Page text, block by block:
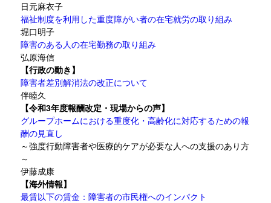
日元麻衣子
福祉制度を利用した重度障がい者の在宅就労の取り組み
堀口明子
障害のある人の在宅勤務の取り組み
弘原海信
【行政の動き】
障害者差別解消法の改正について
伴睦久
【令和3年度報酬改定・現場からの声】
グループホームにおける重度化・高齢化に対応するための報
酬の見直し
～強度行動障害者や医療的ケアが必要な人への支援のあり方
～
伊藤成康
【海外情報】
最賃以下の賃金：障害者の市民権へのインパクト